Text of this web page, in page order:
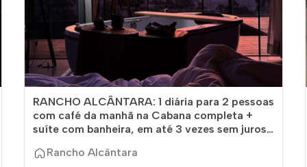
RANCHO ALCÂNTARA: 1 diária para 2 pessoas
com café da manhã na Cabana completa +
suíte com banheira, em até 3 vezes sem juros
Rancho Alcântara